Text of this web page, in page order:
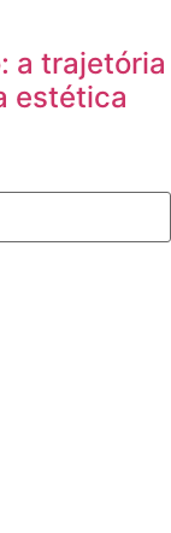
a trajetória
estética